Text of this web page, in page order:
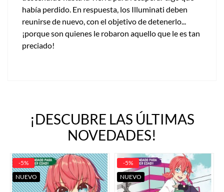
había perdido. En respuesta, los Illuminati deben
reunirse de nuevo, con el objetivo de detenerlo...
¡porque son quienes le robaron aquello que le es tan
preciado!
¡DESCUBRE LAS ÚLTIMAS
NOVEDADES!
-5%
NUEVO
-5%
NUEVO